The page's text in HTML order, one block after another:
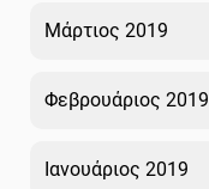
Μάρτιος 2019
Φεβρουάριος 2019
Ιανουάριος 2019